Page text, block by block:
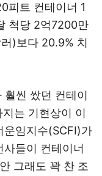
피트 컨테이너 1
척당 2억7200만
)보다 20.9% 치
씬 쌌던 컨테이
는 기현상이 이
운임지수(SCFI)가
들이 컨테이너
그래도 꽉 찬 조